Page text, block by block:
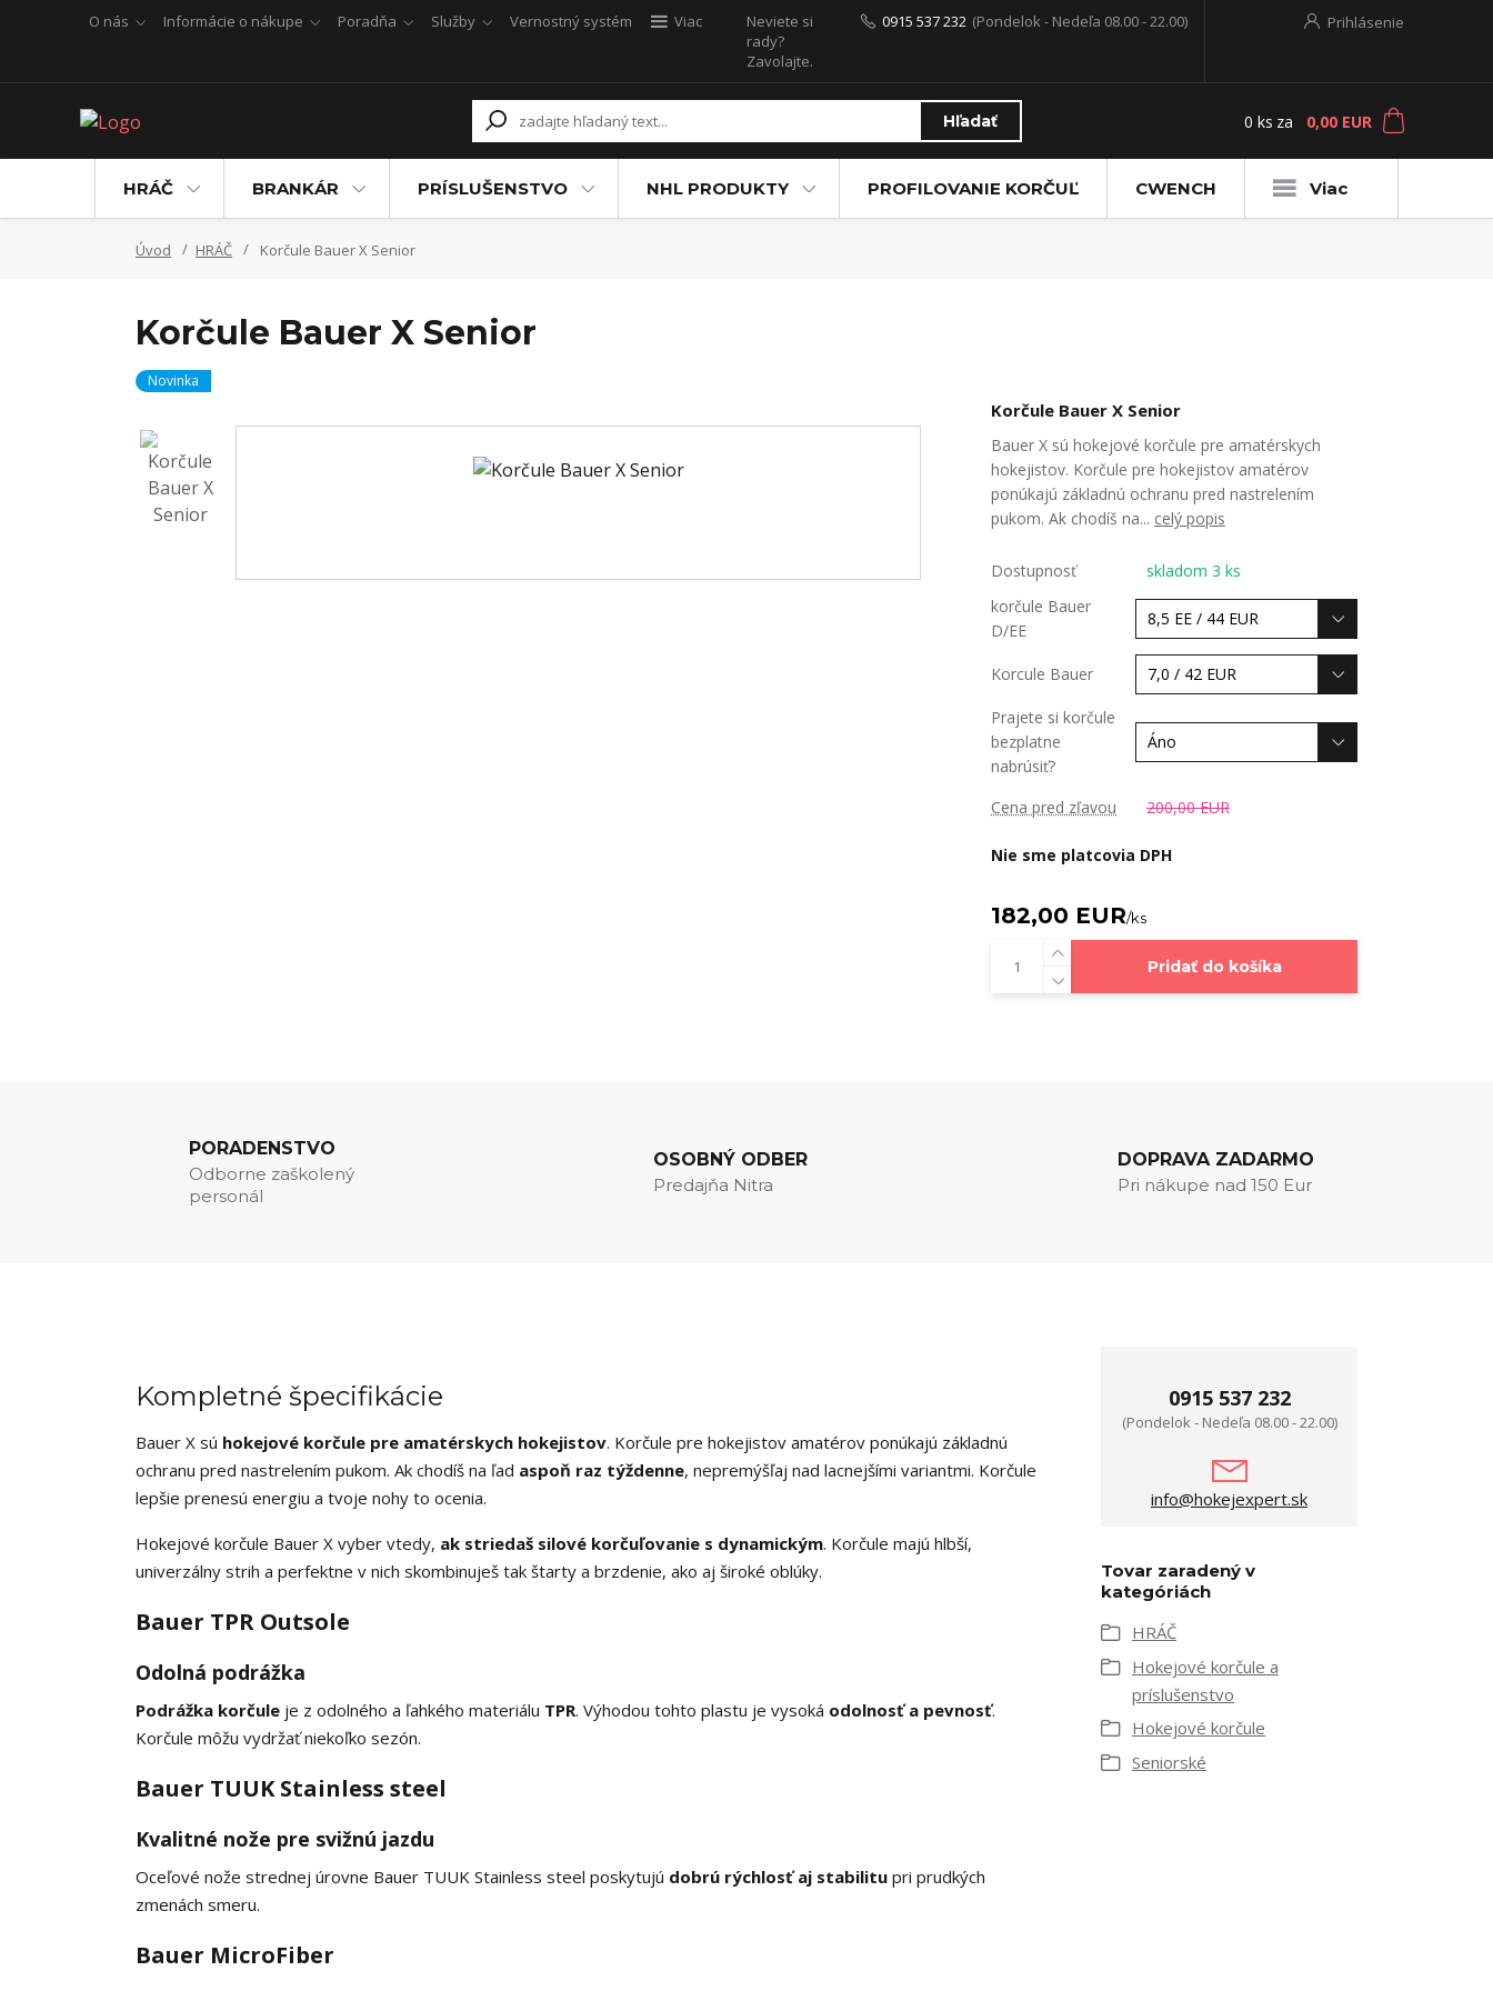
O nás Informácie o nákupe Poradňa Služby Vernostný systém Viac Prihlásenie
Hľadať
Neviete si
rady?
Zavolajte.
0915 537 232 (Pondelok - Nedeľa 08.00 - 22.00)
0 ks za 0,00 EUR
HRÁČ BRANKÁR PRÍSLUŠENSTVO NHL PRODUKTY PROFILOVANIE KORČUĽ CWENCH Viac
Úvod HRÁČ Korčule Bauer X Senior
Korčule Bauer X Senior
Novinka
Korčule Bauer X Senior
Bauer X sú hokejové korčule pre amatérskych
hokejistov. Korčule pre hokejistov amatérov
ponúkajú základnú ochranu pred nastrelením
pukom. Ak chodíš na... celý popis
Dostupnosť
skladom 3 ks
korčule Bauer
D/EE
Korcule Bauer
Prajete si korčule
bezplatne
nabrúsiť?
Cena pred zľavou
200,00 EUR
Nie sme platcovia DPH
182,00 EUR/ks
Pridať do košíka
PORADENSTVO
Odborne zaškolený
personál
OSOBNÝ ODBER
Predajňa Nitra
DOPRAVA ZADARMO
Pri nákupe nad 150 Eur
Kompletné špecifikácie
Bauer X sú hokejové korčule pre amatérskych hokejistov. Korčule pre hokejistov amatérov ponúkajú základnú
ochranu pred nastrelením pukom. Ak chodíš na ľad aspoň raz týždenne, nepremýšľaj nad lacnejšími variantmi. Korčule
lepšie prenesú energiu a tvoje nohy to ocenia.
Hokejové korčule Bauer X vyber vtedy, ak striedaš silové korčuľovanie s dynamickým. Korčule majú hlbší,
univerzálny strih a perfektne v nich skombinuješ tak štarty a brzdenie, ako aj široké oblúky.
Bauer TPR Outsole
Odolná podrážka
Podrážka korčule je z odolného a ľahkého materiálu TPR. Výhodou tohto plastu je vysoká odolnosť a pevnosť.
Korčule môžu vydržať niekoľko sezón.
Bauer TUUK Stainless steel
Kvalitné nože pre svižnú jazdu
Oceľové nože strednej úrovne Bauer TUUK Stainless steel poskytujú dobrú rýchlosť aj stabilitu pri prudkých
zmenách smeru.
Bauer MicroFiber
0915 537 232
(Pondelok - Nedeľa 08.00 - 22.00)
info@hokejexpert.sk
Tovar zaradený v
kategóriách
HRÁČ
Hokejové korčule a
príslušenstvo
Hokejové korčule
Seniorské